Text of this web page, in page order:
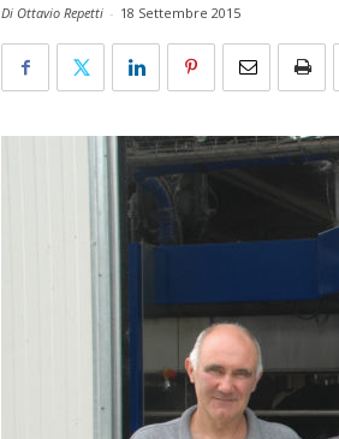
Di Ottavio Repetti - 18 Settembre 2015